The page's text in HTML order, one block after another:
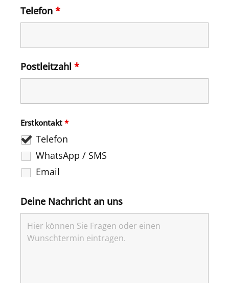
Telefon *
Postleitzahl *
Erstkontakt *
Telefon
WhatsApp / SMS
Email
Deine Nachricht an uns